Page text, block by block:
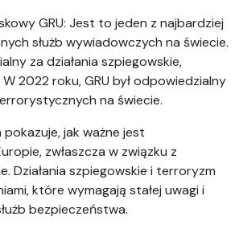
GRU: Jest to jeden z najbardziej
służb wywiadowczych na świecie.
za działania szpiegowskie,
2022 roku, GRU był odpowiedzialny
na świecie.
pokazuje, jak ważne jest
zwłaszcza w związku z
Działania szpiegowskie i terroryzm
które wymagają stałej uwagi i
bezpieczeństwa.